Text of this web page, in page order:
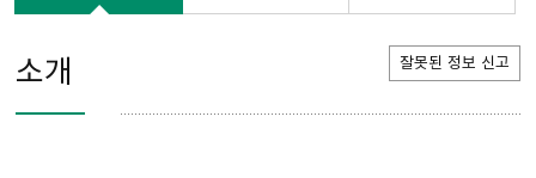
소개 잘못된 정보 신고